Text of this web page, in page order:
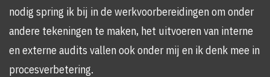
nodig spring ik bij in de werkvoorbereidingen om onder
andere tekeningen te maken, het uitvoeren van interne
en externe audits vallen ook onder mij en ik denk mee in
procesverbetering.